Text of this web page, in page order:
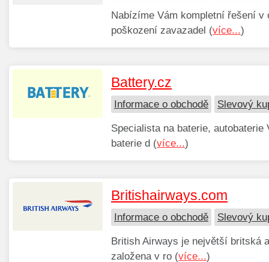
Nabízíme Vám kompletní řešení
poškození zavazadel (více...)
Battery.cz
Informace o obchodě Slevový
Specialista na baterie,
baterie d (více...)
Britishairways.com
Informace o obchodě Slevový
British Airways je největší britská
založena v ro (více...)